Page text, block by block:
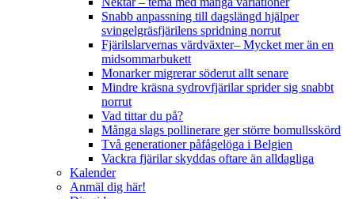
Snabb anpassning till dagslängd hjälper
svingelgräsfjärilens spridning norrut
Fjärilslarvernas värdväxter– Mycket mer än en
midsommarbukett
Monarker migrerar söderut allt senare
Mindre kräsna sydrovfjärilar sprider sig snabbt
norrut
Vad tittar du på?
Många slags pollinerare ger större bomullsskörd
Två generationer påfågelöga i Belgien
Vackra fjärilar skyddas oftare än alldagliga
Kalender
Anmäl dig här!